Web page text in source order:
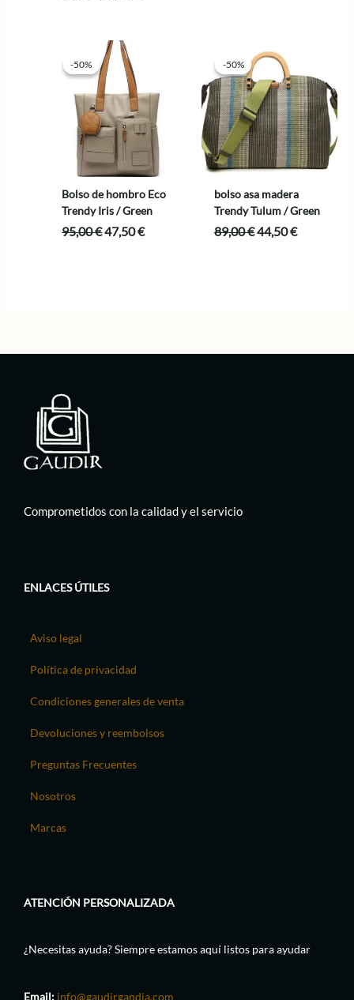
era:
85,00 €.
-50%
-50%
Bolso de hombro Eco
Trendy Iris / Green
95,00€El
47,50€El
-50%
-50%
bolso asa madera
Trendy Tulum / Green
89,00€El
44,50€El
Comprometidos con la calidad y el servicio
ENLACES ÚTILES
Aviso legal
Política de privacidad
Condiciones generales de venta
Devoluciones y reembolsos
Preguntas Frecuentes
Nosotros
Marcas
ATENCIÓN PERSONALIZADA
¿Necesitas ayuda? Siempre estamos aquí listos para ayudar
Email: info@gaudirgandia.com